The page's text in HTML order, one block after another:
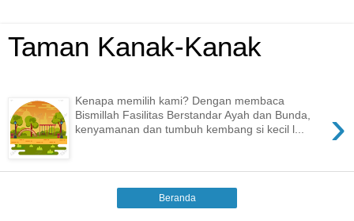
Taman Kanak-Kanak
›
Kenapa memilih kami? Dengan membaca
Bismillah Fasilitas Berstandar Ayah dan Bunda,
kenyamanan dan tumbuh kembang si kecil l...
Beranda